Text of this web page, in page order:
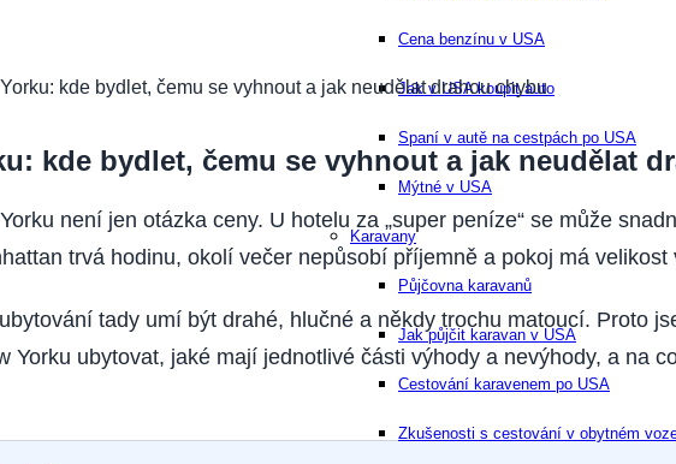
Cena benzínu v USA
Jak v USA koupit auto
Spaní v autě na cestpách po USA
Mýtné v USA
Karavany
Půjčovna karavanů
Jak půjčit karavan v USA
Cestování karavenem po USA
Zkušenosti s cestování v obytném
kde bydlet, čemu se vyhnout a jak neudělat drahou chybu
kde bydlet, čemu se vyhnout a jak neudělat
není jen otázka ceny. U hotelu za „super peníze“ se může
trvá hodinu, okolí večer nepůsobí příjemně a pokoj má velikost
tady umí být drahé, hlučné a někdy trochu matoucí. Proto
Yorku ubytovat, jaké mají jednotlivé části výhody a nevýhody, a na